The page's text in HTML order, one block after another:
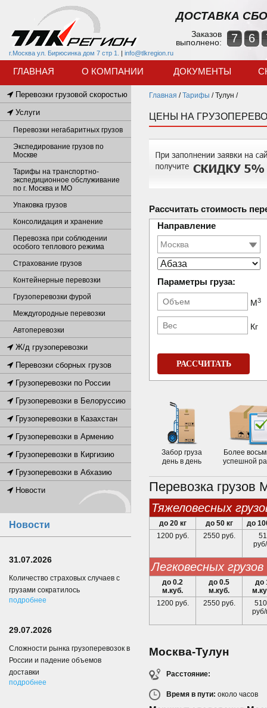
г.Москва ул. Бирюсинка дом 7 стр 1. | info@tlkregion.ru
ДОСТАВКА
Заказов
выполнено:
7 6
ГЛАВНАЯ О КОМПАНИИ ДОКУМЕНТЫ
Главная /Тарифы /Тулун /
ЦЕНЫ НА
Рассчитать стоимость
Направление
Параметры груза:
М3
Кг
РАССЧИТАТЬ
Забор груза
день в день
Более
успешной
Перевозка грузов
тяжеловесных
до 20 кг до 50 кг
до
1200 руб.
2550 руб.
51
руб/
легковесных грузов
до 0.2
м.куб.
до 0.5
м.куб.
до
1200 руб.
2550 руб.
Москва-Тулун
Расстояние:
Время в пути: около часов
Перевозки грузовой скоростью
Услуги
Перевозки негабаритных грузов
Экспедирование грузов по
Москве
Тарифы на транспортно-
экспедиционное обслуживание
по г. Москва и МО
Упаковка грузов
Консолидация и хранение
Перевозка при соблюдении
особого теплового режима
Страхование грузов
Контейнерные перевозки
Грузоперевозки фурой
Междугородные перевозки
Автоперевозки
Ж/д грузоперевозки
Перевозки сборных грузов
Грузоперевозки по России
Грузоперевозки в Белоруссию
Грузоперевозки в Казахстан
Грузоперевозки в Армению
Грузоперевозки в Киргизию
Грузоперевозки в Абхазию
Новости
Новости
31.07.2026
Количество страховых случаев с
грузами сократилось
подробнее
29.07.2026
Сложности рынка грузоперевозок в
России и падение объемов
доставки
подробнее